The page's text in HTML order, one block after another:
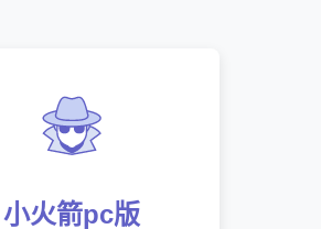
小火箭pc版